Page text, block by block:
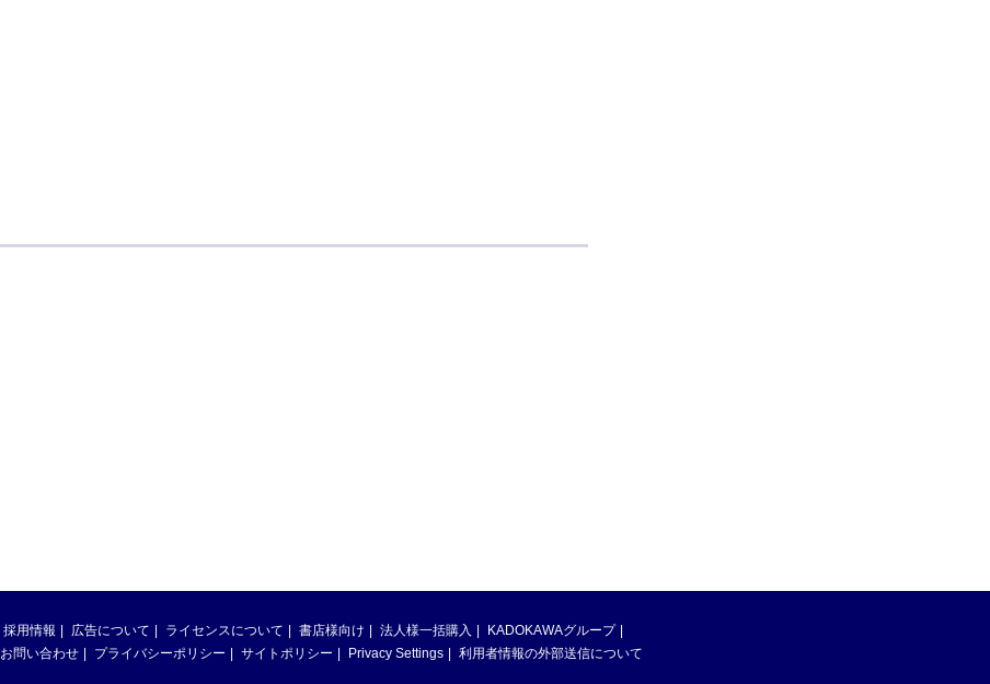
採用情報 広告について ライセンスについて 書店様向け 法人様一括購入
KADOKAWAグループ
お問い合わせ プライバシーポリシー サイトポリシー Privacy Settings 利用者情報の外部送信について